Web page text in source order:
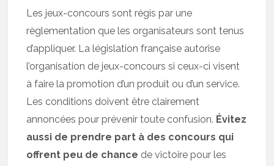
Les jeux-concours sont régis par une
règlementation que les organisateurs sont tenus
d’appliquer. La législation française autorise
l’organisation de jeux-concours si ceux-ci visent
à faire la promotion d’un produit ou d’un service.
Les conditions doivent être clairement
annoncées pour prévenir toute confusion. Évitez
aussi de prendre part à des concours qui
offrent peu de chance de victoire pour les